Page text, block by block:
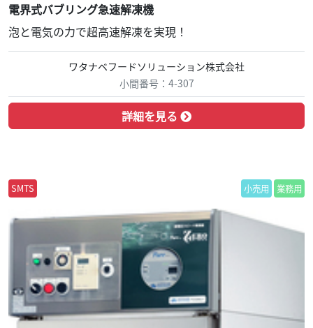
電界式バブリング急速解凍機
泡と電気の力で超高速解凍を実現！
ワタナベフードソリューション株式会社
小間番号：4-307
詳細を見る
SMTS 小売用 業務用